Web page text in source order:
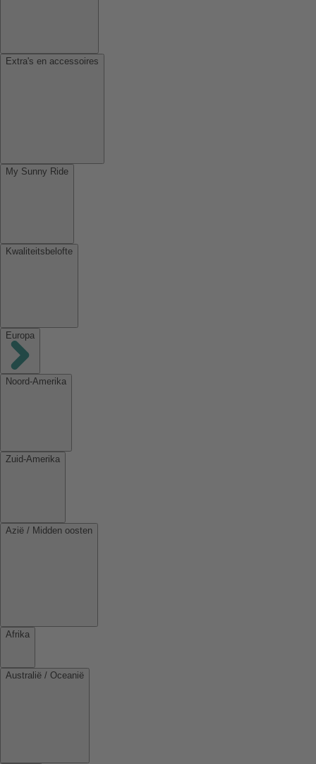
Extra's en accessoires
My Sunny Ride
Kwaliteitsbelofte
Europa
Noord-Amerika
Zuid-Amerika
Azië / Midden oosten
Afrika
Australië / Oceanië